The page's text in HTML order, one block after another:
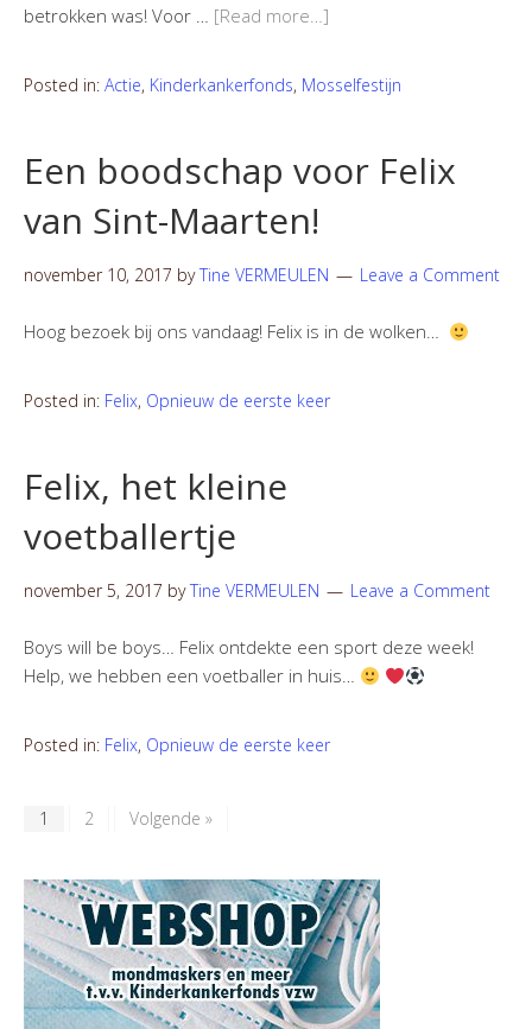
betrokken was! Voor … [Read more…]
Posted in: Actie, Kinderkankerfonds, Mosselfestijn
Een boodschap voor Felix
van Sint-Maarten!
november 10, 2017 byTine VERMEULEN Leave a Comment
Hoog bezoek bij ons vandaag! Felix is in de wolken…
Posted in: Felix, Opnieuw de eerste keer
Felix, het kleine
voetballertje
november 5, 2017 byTine VERMEULEN Leave a Comment
Boys will be boys… Felix ontdekte een sport deze week!
Help, we hebben een voetballer in huis…
Posted in: Felix, Opnieuw de eerste keer
1 2 Volgende »